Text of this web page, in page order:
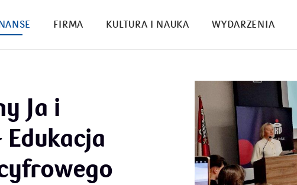
FIRMA KULTURA I NAUKA WYDARZENIA
Ja i